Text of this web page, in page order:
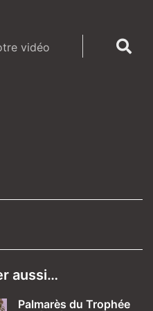
vidéo
aussi…
Palmarès du Trophée